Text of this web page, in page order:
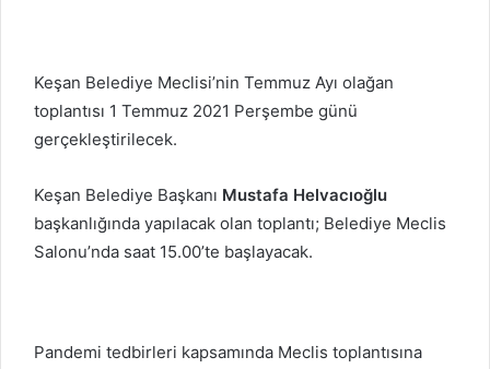
Keşan Belediye Meclisi’nin Temmuz Ayı olağan
toplantısı 1 Temmuz 2021 Perşembe günü
gerçekleştirilecek.
Keşan Belediye Başkanı Mustafa Helvacıoğlu
başkanlığında yapılacak olan toplantı; Belediye Meclis
Salonu’nda saat 15.00’te başlayacak.
Pandemi tedbirleri kapsamında Meclis toplantısına